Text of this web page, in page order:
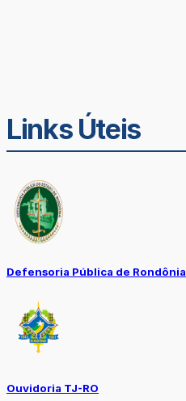
Links Úteis
Defensoria Pública de Rondônia
Ouvidoria TJ-RO